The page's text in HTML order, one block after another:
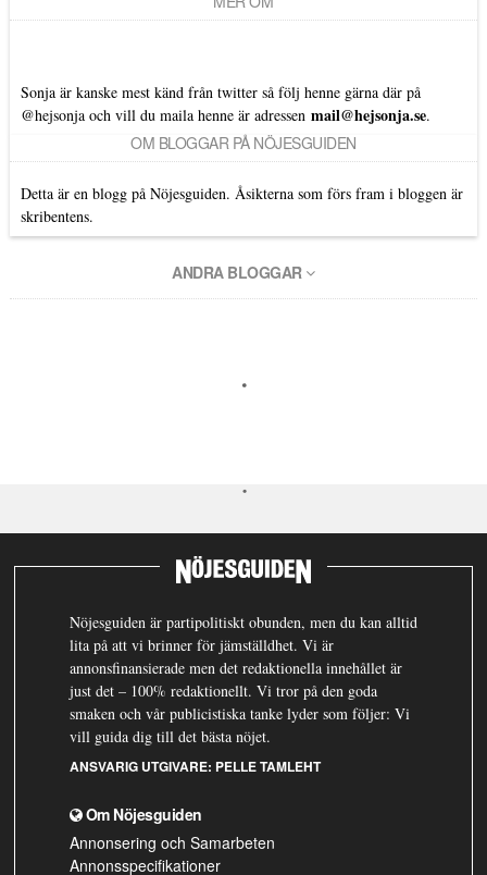
Sonja är kanske mest känd från twitter så följ henne gärna där på
@hejsonjaoch vill du maila henne är adressen mail@hejsonja.se.
OM BLOGGAR PÅ NÖJESGUIDEN
Detta är en blogg på Nöjesguiden. Åsikterna som förs fram i bloggen är
skribentens.
ANDRA BLOGGAR
Nöjesguiden är partipolitiskt obunden, men du kan alltid
lita på att vi brinner för jämställdhet. Vi är
annonsfinansierade men det redaktionella innehållet är
just det – 100% redaktionellt. Vi tror på den goda
smaken och vår publicistiska tanke lyder som följer: Vi
vill guida dig till det bästa nöjet.
ANSVARIG UTGIVARE: PELLE TAMLEHT
Om Nöjesguiden
Annonsering och Samarbeten
Annonsspecifikationer